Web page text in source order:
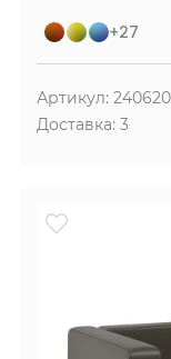
+27
Артикул:
Доставка: 3